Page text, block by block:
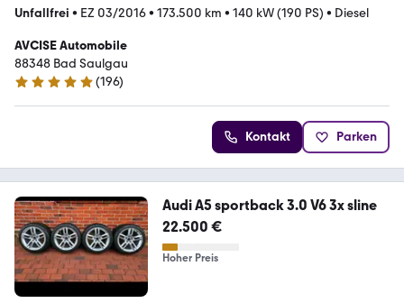
Unfallfrei • EZ 03/2016• 173.500 km • 140 kW (190 PS) • Diesel
AVCISE Automobile
88348 Bad Saulgau
5 Sterne
(196)
Kontakt Parken
Audi A5 sportback 3.0 V6 3x sline
22.500 €
Hoher Preis